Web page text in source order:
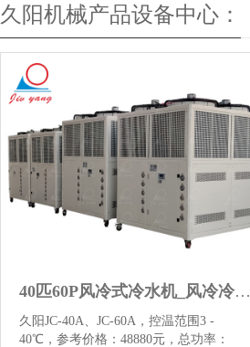
久阳机械产品设备中心：
40匹60P风冷式冷水机_风冷冷水机机组
久阳JC-40A、JC-60A，控温范围3 -
40℃，参考价格：48880元，总功率：